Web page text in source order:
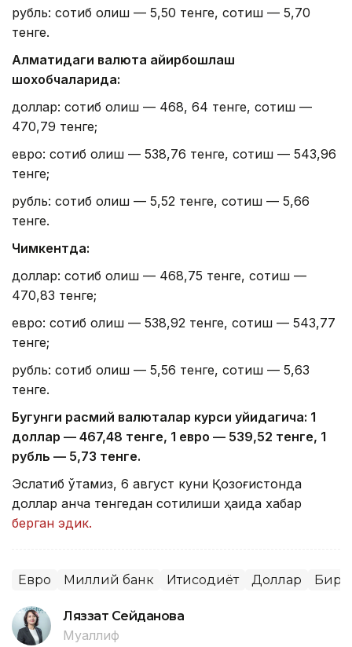
рубль: сотиб олиш — 5,50 тенге, сотиш — 5,70
тенге.
Алматидаги валюта айирбошлаш
шохобчаларида:
доллар: сотиб олиш — 468, 64 тенге, сотиш —
470,79 тенге;
евро: сотиб олиш — 538,76 тенге, сотиш — 543,96
тенге;
рубль: сотиб олиш — 5,52 тенге, сотиш — 5,66
тенге.
Чимкентда:
доллар: сотиб олиш — 468,75 тенге, сотиш —
470,83 тенге;
евро: сотиб олиш — 538,92 тенге, сотиш — 543,77
тенге;
рубль: сотиб олиш — 5,56 тенге, сотиш — 5,63
тенге.
Бугунги расмий валюталар курси қуйидагича: 1
доллар — 467,48 тенге, 1 евро — 539,52 тенге, 1
рубль — 5,73 тенге.
Эслатиб ўтамиз, 6 август куни Қозоғистонда
доллар қанча тенгедан сотилиши ҳақида хабар
берган эдик.
Евро Миллий банк Иқтисодиёт Доллар
Ляззат Сейданова
Муаллиф